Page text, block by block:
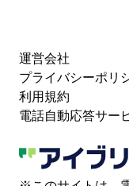
運営会社
プライバシーポリ
利用規約
電話自動応答サー